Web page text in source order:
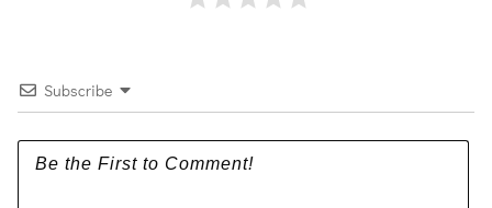
Subscribe